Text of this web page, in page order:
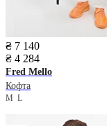
₴ 7 140
₴ 4 284
Fred Mello
Кофта
M L